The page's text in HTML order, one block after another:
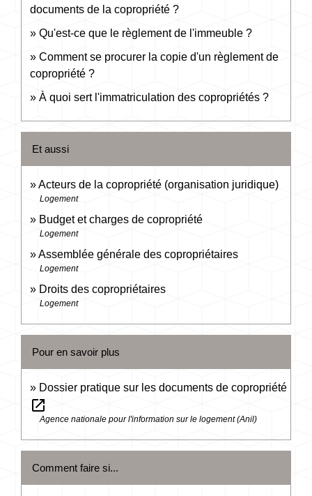
documents de la copropriété ?
Qu'est-ce que le règlement de l'immeuble ?
Comment se procurer la copie d'un règlement de
copropriété ?
À quoi sert l'immatriculation des copropriétés ?
Et aussi
Acteurs de la copropriété (organisation juridique)
Logement
Budget et charges de copropriété
Logement
Assemblée générale des copropriétaires
Logement
Droits des copropriétaires
Logement
Pour en savoir plus
Dossier pratique sur les documents de copropriété
open_in_new
Agence nationale pour l'information sur le logement (Anil)
Comment faire si...